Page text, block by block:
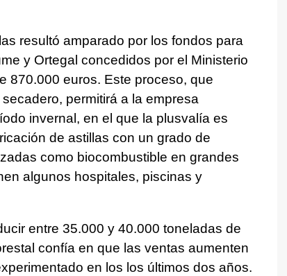
resultó amparado por los fondos para
y Ortegal concedidos por el Ministerio
870.000 euros. Este proceso, que
permitirá a la empresa
invernal, en el que la plusvalía es
de astillas con un grado de
como biocombustible en grandes
algunos hospitales, piscinas y
entre 35.000 y 40.000 toneladas de
confía en que las ventas aumenten
en los los últimos dos años.